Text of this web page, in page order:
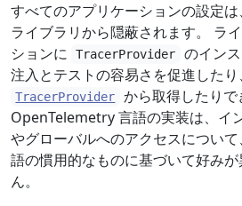
すべてのアプリケーションの設定
ライブラリから隠蔽されます。 ラ
ションに
TracerProvider
のイン
注入とテストの容易さを促進したり、
TracerProvider
から取得したりで
OpenTelemetry 言語の実装は、イ
やグローバルへのアクセスについ
語の慣用的なものに基づいて好み
ん。